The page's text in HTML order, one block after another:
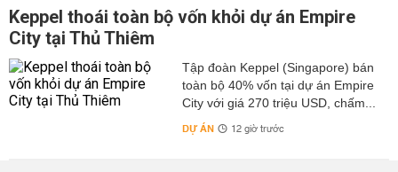
Keppel thoái toàn bộ vốn khỏi dự án Empire
City tại Thủ Thiêm
Tập đoàn Keppel (Singapore) bán
toàn bộ 40% vốn tại dự án Empire
City với giá 270 triệu USD, chấm...
DỰ ÁN 12 giờ trước